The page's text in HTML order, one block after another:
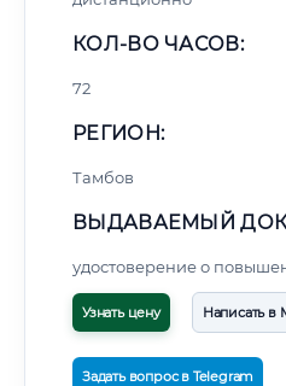
КОЛ-ВО ЧАСОВ:
72
РЕГИОН:
Тамбов
ВЫДАВАЕМЫЙ
удостоверение о
Узнать цену Написать в
Задать вопрос в Telegram